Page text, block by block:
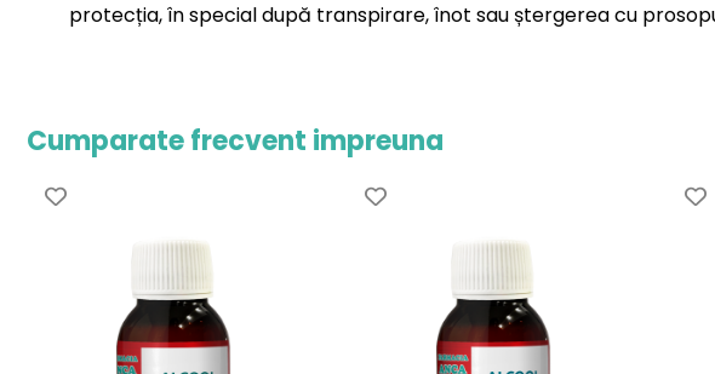
protecția, în special după transpirare, înot sau ștergerea cu
Cumparate frecvent impreuna